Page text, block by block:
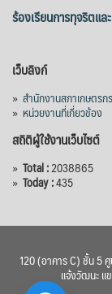
ชลประทานกว่า
View on Facebook
ร้องเรียนการทุจริตแ
เว็บลิงก์
» สำนักงานสภาเกษตรก
» หน่วยงานที่เกี่ยวข้อง
สถิติผู้ใช้งานเว็บไซต์
» Total :2038865
» Today :435
120 (อาคาร C) ชั้น 5
แจ้งวัฒนะ แ